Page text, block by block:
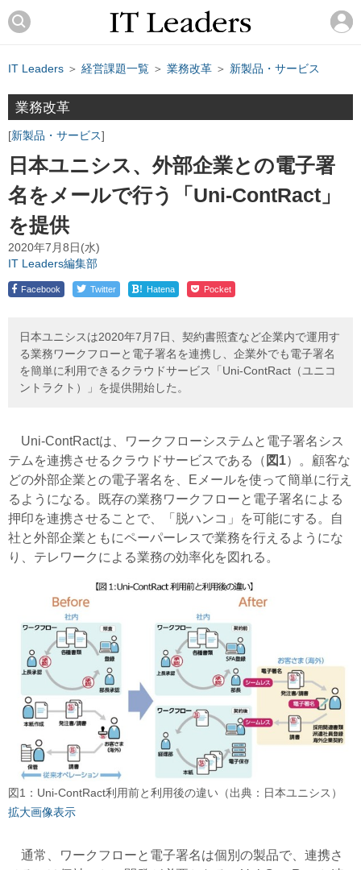
IT Leaders ＞ 経営課題一覧 ＞ 業務改革 ＞ 新製品・サービス
業務改革
新製品・サービス
日本ユニシス、外部企業との電子署
名をメールで行う「Uni-ContRact」
を提供
2020年7月8日(水)
IT Leaders編集部
Facebook Twitter ! Hatena Pocket
日本ユニシスは2020年7月7日、契約書照査など企業内で運用す
る業務ワークフローと電子署名を連携し、企業外でも電子署名
を簡単に利用できるクラウドサービス「Uni-ContRact（ユニコ
ントラクト）」を提供開始した。
Uni-ContRactは、ワークフローシステムと電子署名シス
テムを連携させるクラウドサービスである（ 図1）。顧客な
どの外部企業との電子署名を、Eメールを使って簡単に行え
るようになる。既存の業務ワークフローと電子署名による
押印を連携させることで、「脱ハンコ」を可能にする。自
社と外部企業ともにペーパーレスで業務を行えるようにな
り、テレワークによる業務の効率化を図れる。
図1：Uni-ContRact利用前と利用後の違い（出典：日本ユニシス）
拡大画像表示
通常、ワークフローと電子署名は個別の製品で、連携さ